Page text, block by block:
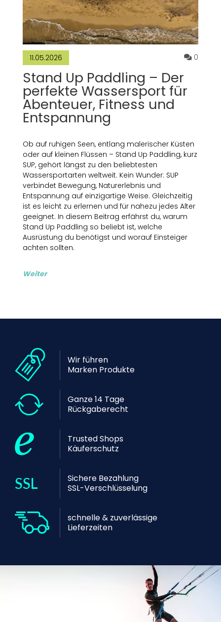
11.05.2026 0
Stand Up Paddling – Der
perfekte Wassersport für
Abenteuer, Fitness und
Entspannung
Ob auf ruhigen Seen, entlang malerischer Küsten
oder auf kleinen Flüssen – Stand Up Paddling, kurz
SUP, gehört längst zu den beliebtesten
Wassersportarten weltweit. Kein Wunder: SUP
verbindet Bewegung, Naturerlebnis und
Entspannung auf einzigartige Weise. Gleichzeitig
ist es leicht zu erlernen und für nahezu jedes Alter
geeignet. In diesem Beitrag erfährst du, warum
Stand Up Paddling so beliebt ist, welche
Ausrüstung du benötigst und worauf Einsteiger
achten sollten.
Weiter
Wir führen
Marken Produkte
Ganze 14 Tage
Rückgaberecht
Trusted Shops
Käuferschutz
Sichere Bezahlung
SSL-Verschlüsselung
schnelle & zuverlässige
Lieferzeiten